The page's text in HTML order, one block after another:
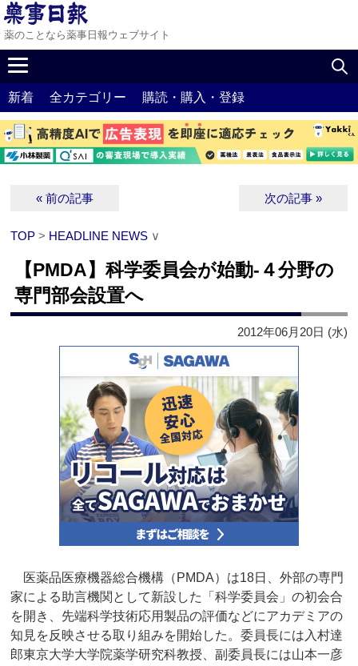
薬のことなら薬事日報ウェブサイト
新着 全カテゴリー 購読・購入・登録
« 前の記事 次の記事 »
TOP > HEADLINE NEWS ∨
【PMDA】科学委員会が始動‐４分野の
専門部会設置へ
2012年06月20日 (水)
医薬品医療機器総合機構（PMDA）は18日、外部の専門
家による助言機関として新設した「科学委員会」の初会合
を開き、先端科学技術応用製品の評価などにアカデミアの
知見を反映させる取り組みを開始した。委員長には入村達
郎東京大学大学院薬学研究科教授、副委員長には山本一彦